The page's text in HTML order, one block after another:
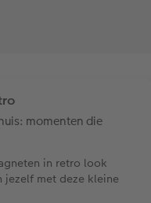
momenten die
in retro look
jezelf met deze kleine